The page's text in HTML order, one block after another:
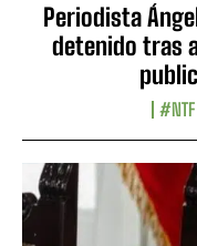
Periodista
detenido tras
#NTF